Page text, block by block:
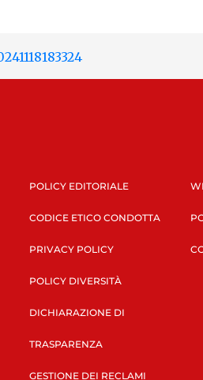
POLICY EDITORIALE
CODICE ETICO CONDOTTA
PRIVACY POLICY
POLICY DIVERSITÀ
DICHIARAZIONE DI
TRASPARENZA
GESTIONE DEI RECLAMI